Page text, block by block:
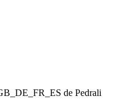
de Pedrali